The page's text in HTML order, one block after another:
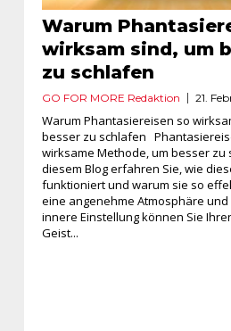
Warum
wirksam sind, um
zu schlafen
GO FOR MORE Redaktion 21.
Warum Phantasiereisen so
besser zu schlafen
wirksame Methode, um besser zu
diesem Blog erfahren Sie, wie
funktioniert und warum sie so
eine angenehme Atmosphäre
innere Einstellung können Sie
Geist...